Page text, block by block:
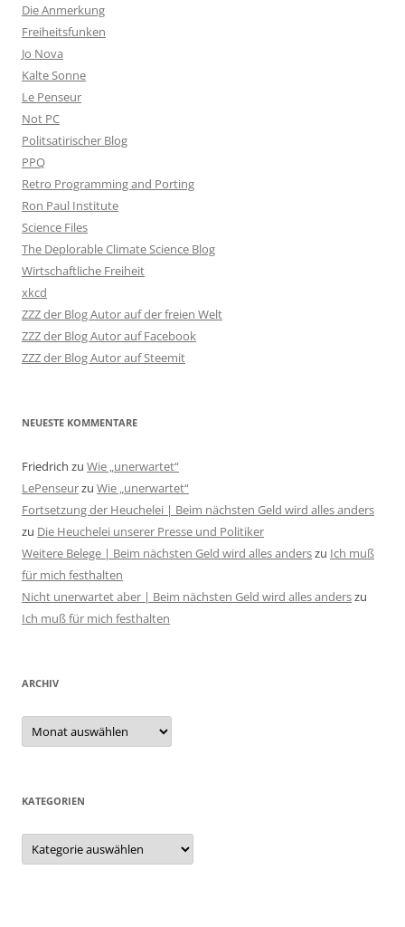
Die Anmerkung
Freiheitsfunken
Jo Nova
Kalte Sonne
Le Penseur
Not PC
Politsatirischer Blog
PPQ
Retro Programming and Porting
Ron Paul Institute
Science Files
The Deplorable Climate Science Blog
Wirtschaftliche Freiheit
xkcd
ZZZ der Blog Autor auf der freien Welt
ZZZ der Blog Autor auf Facebook
ZZZ der Blog Autor auf Steemit
NEUESTE KOMMENTARE
Friedrich zu Wie „unerwartet“
LePenseurzu Wie „unerwartet“
Fortsetzung der Heuchelei | Beim nächsten Geld wird alles anders
zu Die Heuchelei unserer Presse und Politiker
Weitere Belege | Beim nächsten Geld wird alles anderszu Ich muß
für mich festhalten
Nicht unerwartet aber | Beim nächsten Geld wird alles anderszu
Ich muß für mich festhalten
ARCHIV
Archiv
KATEGORIEN
Kategorien